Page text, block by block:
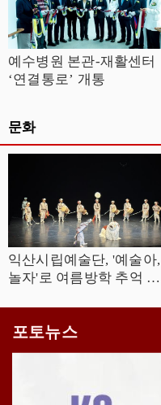
예수병원 본관-재활센터
‘연결통로’ 개통
문화
익산시립예술단, '예술아,
놀자'로 여름방학 추억 선
포토뉴스